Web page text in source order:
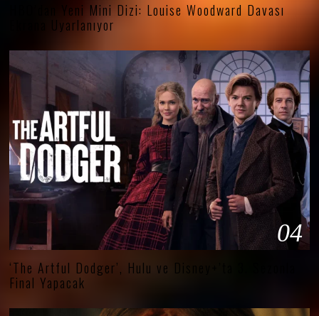
HBO’dan Yeni Mini Dizi: Louise Woodward Davası
Ekrana Uyarlanıyor
04
‘The Artful Dodger’, Hulu ve Disney+’ta 3. Sezonla
Final Yapacak